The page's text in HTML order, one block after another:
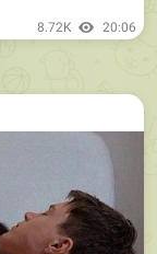
8.72K 20:06